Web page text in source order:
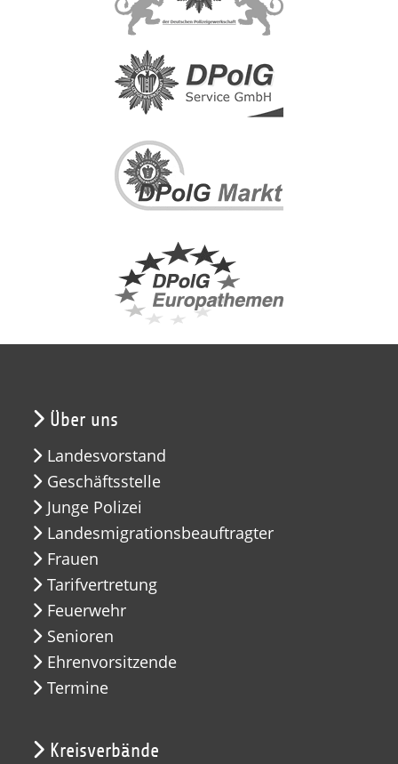
Über uns
Landesvorstand
Geschäftsstelle
Junge Polizei
Landesmigrationsbeauftragter
Frauen
Tarifvertretung
Feuerwehr
Senioren
Ehrenvorsitzende
Termine
Kreisverbände